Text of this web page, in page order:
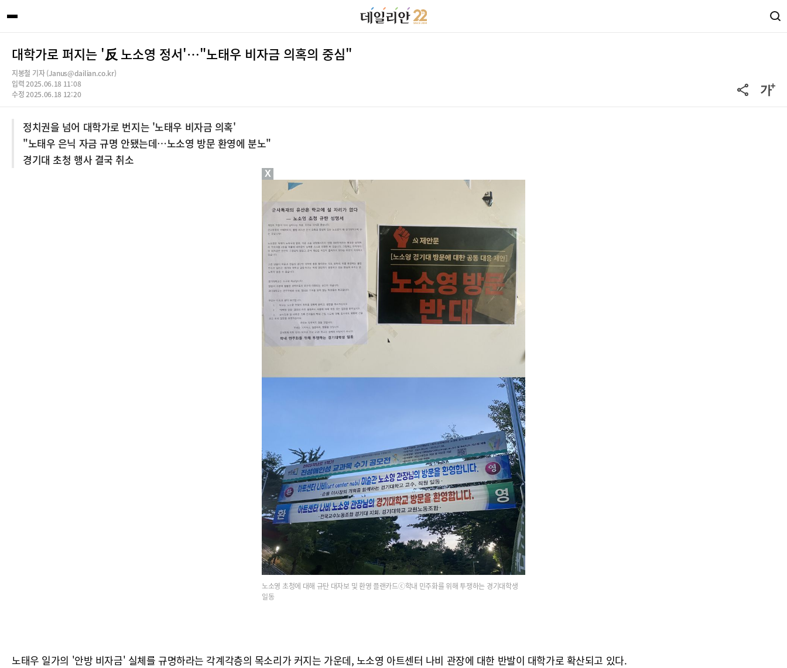
대학가로 퍼지는 '反 노소영 정서'…"노태우 비자금 의혹의 중심"
지봉철 기자 (Janus@dailian.co.kr)
입력 2025.06.18 11:08
수정 2025.06.18 12:20
정치권을 넘어 대학가로 번지는 '노태우 비자금 의혹'
"노태우 은닉 자금 규명 안됐는데…노소영 방문 환영에 분노"
경기대 초청 행사 결국 취소
노소영 초청에 대해 규탄 대자보 및 환영 플랜카드ⓒ학내 민주화를 위해 투쟁하는 경기대학생
일동
노태우 일가의 '안방 비자금' 실체를 규명하라는 각계각층의 목소리가 커지는 가운데, 노소영 아트센터 나비 관장에 대한 반발이 대학가로 확산되고 있다.
X